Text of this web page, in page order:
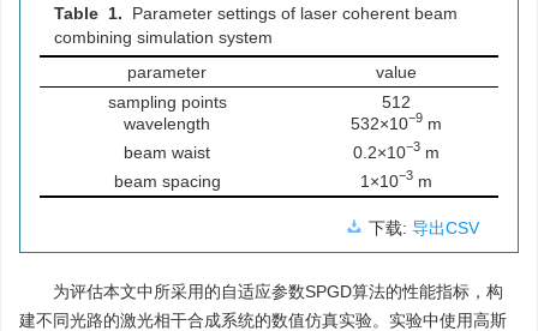
Table 1.
Parameter settings of laser coherent beam
combining simulation system
parameter
value
sampling points
wavelength
512
532×10−9 m
beam waist
0.2×10−3 m
beam spacing
1×10−3 m
下载: 导出CSV
为评估本文中所采用的自适应参数SPGD算法的性能指标，构
建不同光路的激光相干合成系统的数值仿真实验。实验中使用高斯